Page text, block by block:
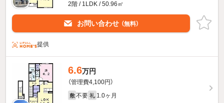
2階 / 1LDK / 50.96㎡
お問い合わせ （無料）
提供
6.6万円
（管理費4,100円）
敷 不要 礼 1.0ヶ月